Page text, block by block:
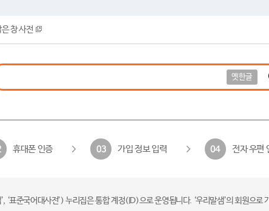
은 창 사전
옛한글
휴대폰 인증 03 가입 정보 입력 04 전자 우편
‘표준국어대사전’) 누리집은 통합 계정(ID)으로 운영됩니다. ‘우리말샘’의 회원으